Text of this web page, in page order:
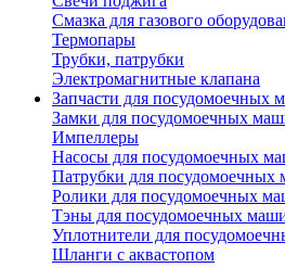
Смазка для газового
Термопары
Трубки, патрубки
Электромагнитные клапана
Запчасти для посудомоечных
Замки для посудомоечных
Импеллеры
Насосы для посудомоечных
Патрубки для посудомоечных
Ролики для посудомоечных
Тэны для посудомоечных
Уплотнители для
Шланги с аквастопом